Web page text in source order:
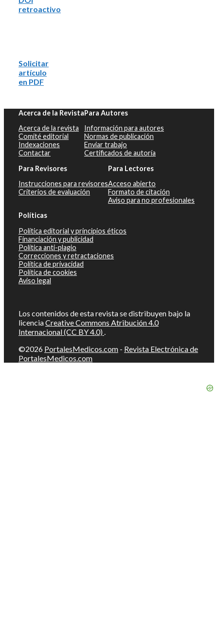
retroactivo
Solicitar
artículo
en PDF
Acerca de la Revista
Acerca de la revista
Comité editorial
Indexaciones
Contactar
Para Autores
Información para autores
Normas de publicación
Enviar trabajo
Certificados de autoría
Para Revisores
Instrucciones para revisores
Criterios de evaluación
Para Lectores
Acceso abierto
Formato de citación
Aviso para no profesionales
Políticas
Política editorial y principios éticos
Financiación y publicidad
Política anti-plagio
Correcciones y retractaciones
Política de privacidad
Política de cookies
Aviso legal
Los contenidos de esta revista se distribuyen bajo la
licenciaCreative Commons Atribución 4.0
Internacional (CC BY 4.0) .
©2026 PortalesMedicos.com - Revista Electrónica de
PortalesMedicos.com